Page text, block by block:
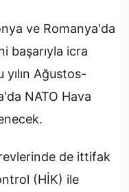
ve Romanya'da
başarıyla icra
Ağustos-
NATO Hava
de ittifak
(HİK) ile